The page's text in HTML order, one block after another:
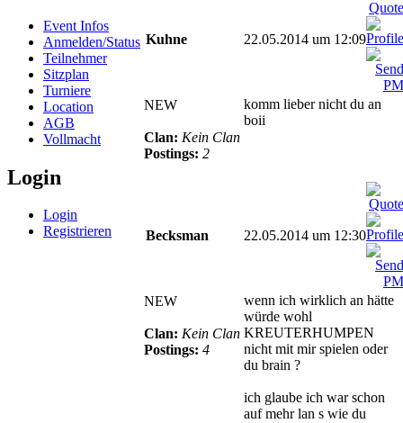
Event Infos
Anmelden/Status
Teilnehmer
Sitzplan
Turniere
Location
AGB
Vollmacht
Login
Login
Registrieren
Kuhne 22.05.2014 um 12:09
NEW
Clan: Kein Clan
Postings: 2
komm lieber nicht du an
boii
Becksman 22.05.2014 um 12:30
NEW
Clan: Kein Clan
Postings: 4
wenn ich wirklich an hätte
würde wohl
KREUTERHUMPEN
nicht mit mir spielen oder
du brain ?
ich glaube ich war schon
auf mehr lan s wie du